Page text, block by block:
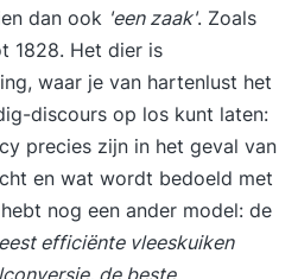
• Veranderstrategieën,
• Strategische analyse
De module sluit je af
én een strategische
Module 2:
(7 bijeenkomsten)
opstellen
dan ook 'een zaak'. Zoals
1828. Het dier is
waar je van hartenlust het
discours op los kunt laten:
precies zijn in het geval van
en wat wordt bedoeld met
nog een ander model: de
efficiënte vleeskuiken